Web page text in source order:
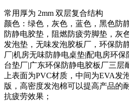
常用厚为 2mm 双层复合结构
颜色：绿色，灰色，蓝色，黑色防
防静电胶垫，阻燃防疲劳脚垫，灰
发泡垫，无味发泡胶板厂，环保防
厂|机房无味防静电桌垫|配电房环
台垫厂|广东环保防静电胶板厂三层
上表面为PVC材质，中间为EVA发
版，高密度发泡棉可以提高产品的
抗疲劳效果；